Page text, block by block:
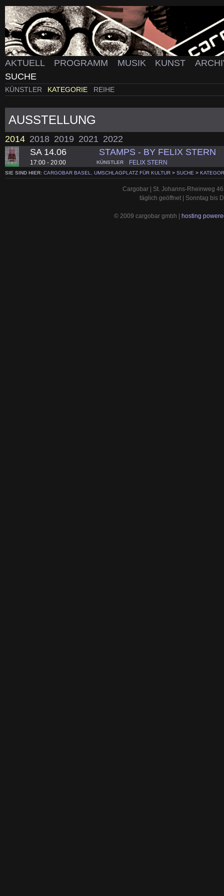
AKTUELL PROGRAMM MUSIK KUNST
SUCHE
KÜNSTLER KATEGORIE REIHE
AUSSTELLUNG
2014 2018 2019 2021 2022
SA 14.06
17:00 - 20:00
STAMPS - BY FELIX STERN
KÜNSTLER FELIX STERN
SIE SIND HIER: CARGOBAR BASEL, UMSCHLAGPLATZ FÜR KULTUR > SUCHE >
Cargobar | St. Johanns-Rheinweg
täglich geöffnet | Sonntag bis
© 2009 cargobar gmbh | hosting